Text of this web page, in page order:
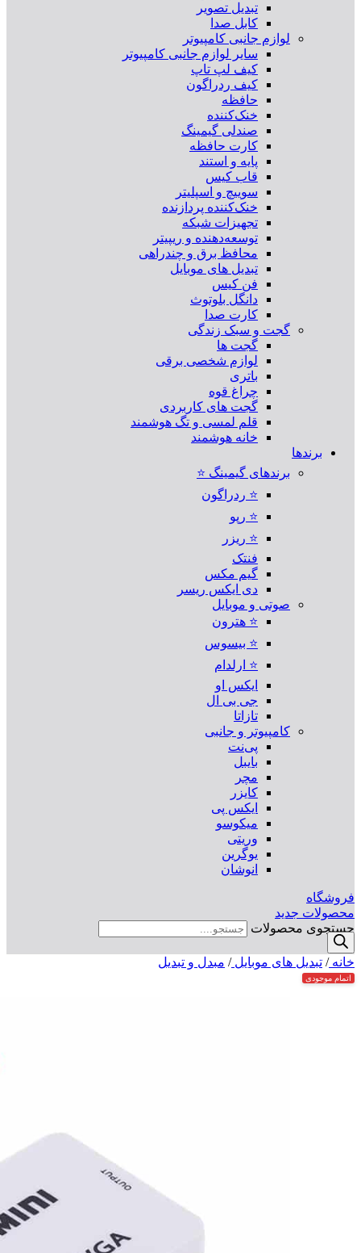
تبدیل تصویر
کابل صدا
لوازم جانبی کامپیوتر
سایر لوازم جانبی کامپیوتر
کیف لپ تاپ
کیف ردراگون
حافظه
خنک‌کننده
صندلی گیمینگ
کارت حافظه
پایه و استند
قاب کیس
سوییچ و اسپلیتر
خنک‌کننده پردازنده
تجهیزات شبکه
توسعه‌دهنده و ریپیتر
محافظ برق و چندراهی
تبدیل های موبایل
فن کیس
دانگل بلوتوث
کارت صدا
گجت و سبک زندگی
گجت ها
لوازم شخصی برقی
باتری
چراغ قوه
گجت های کاربردی
قلم لمسی و تگ هوشمند
خانه هوشمند
برندها
برندهای گیمینگ ⭐
⭐ ردراگون
⭐ رپو
⭐ ریزر
فنتک
گیم مکس
دی ایکس ریسر
صوتی و موبایل
⭐ هترون
⭐ بیسوس
⭐ ارلدام
ایکس او
جی بی ال
تازاتا
کامپیوتر و جانبی
پی‌نت
بایبل
مچر
کایزر
ایکس پی
میکوسو
وریتی
یوگرین
انوشان
فروشگاه
محصولات جدید
جستجوی محصولات
خانه/ تبدیل های موبایل/ مبدل و تبدیل
اتمام موجودی